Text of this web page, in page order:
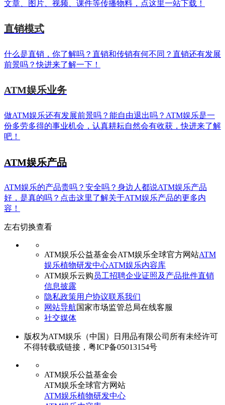
文章、图片、视频、课件等传播物料，点这里一站下载！
直销模式
什么是直销，你了解吗？直销和传销有何不同？直销还有发展
前景吗？快进来了解一下！
ATM娱乐业务
做ATM娱乐还有发展前景吗？能自由退出吗？ATM娱乐是一
份多劳多得的事业机会，认真耕耘自然会有收获，快进来了解
吧！
ATM娱乐产品
ATM娱乐的产品贵吗？安全吗？身边人都说ATM娱乐产品
好，是真的吗？点击这里了解关于ATM娱乐产品的更多内
容！
左右切换查看
ATM娱乐公益基金会ATM娱乐全球官方网站ATM
娱乐植物研发中心ATM娱乐内容库
ATM娱乐云购 员工招聘企业证照及产品批件直销
信息披露
隐私政策用户协议联系我们
网站导航国家市场监管总局在线客服
社交媒体
版权为ATM娱乐（中国）日用品有限公司所有未经许可
不得转载或链接，粤ICP备05013154号
ATM娱乐公益基金会
ATM娱乐全球官方网站
ATM娱乐植物研发中心